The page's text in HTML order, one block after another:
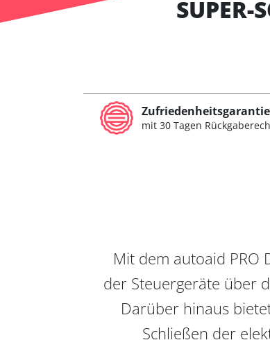
SUPER-
Zufriedenheitsgarantie
mit 30 Tagen
Mit dem autoaid PRO
der Steuergeräte über
Darüber hinaus
Schließen der